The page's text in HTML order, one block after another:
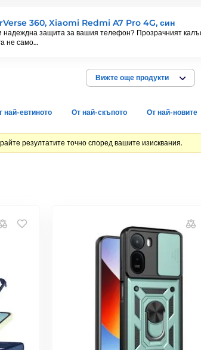
360, Xiaomi Redmi A7 Pro 4G, син
надеждна защита за вашия телефон? Прозрачният
не само…
Вижте още продукти
най-евтиното От най-скъпото От най-новите
резултатите точно според вашите изисквания.